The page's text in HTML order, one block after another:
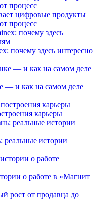
цифровые продукты
процесс
почему здесь интересно
— и как на самом деле
карьеры
реальные истории
о работе в «Магнит